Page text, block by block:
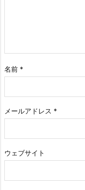
名前 *
メールアドレス *
ウェブサイト